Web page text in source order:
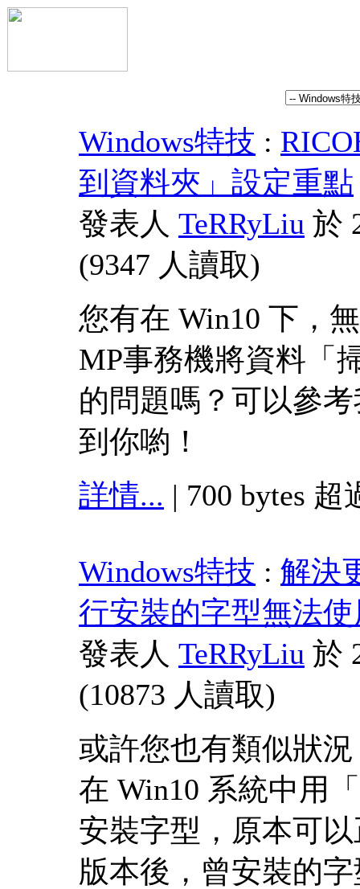
Windows特技 :
到資料夾」設定重點
發表人 TeRRyLiu 於
(9347 人讀取)
您有在 Win10 下，
MP事務機將資料「
的問題嗎？可以參
到你喲！
詳情... | 700 bytes 超
Windows特技 : 解決
行安裝的字型無法
發表人 TeRRyLiu 於
(10873 人讀取)
或許您也有類似狀
在 Win10 系統中用
安裝字型，原本可
版本後，曾安裝的